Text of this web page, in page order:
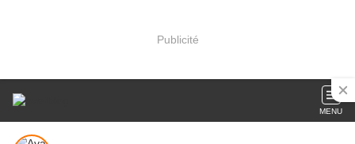
Publicité
MENU